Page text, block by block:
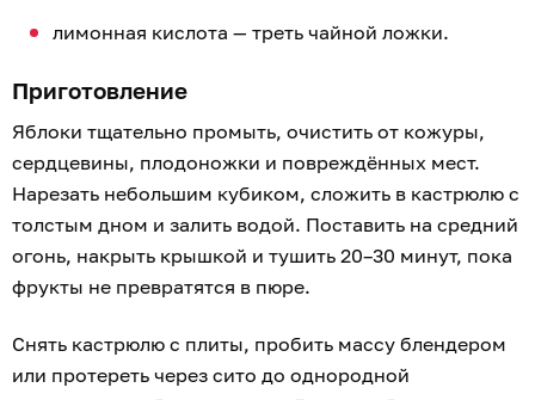
лимонная кислота — треть чайной ложки.
Приготовление
Яблоки тщательно промыть, очистить от кожуры,
сердцевины, плодоножки и повреждённых мест.
Нарезать небольшим кубиком, сложить в кастрюлю с
толстым дном и залить водой. Поставить на средний
огонь, накрыть крышкой и тушить 20–30 минут, пока
фрукты не превратятся в пюре.
Снять кастрюлю с плиты, пробить массу блендером
или протереть через сито до однородной